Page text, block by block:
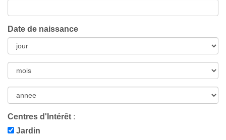
Date de naissance
Centres d'Intérêt :
Jardin